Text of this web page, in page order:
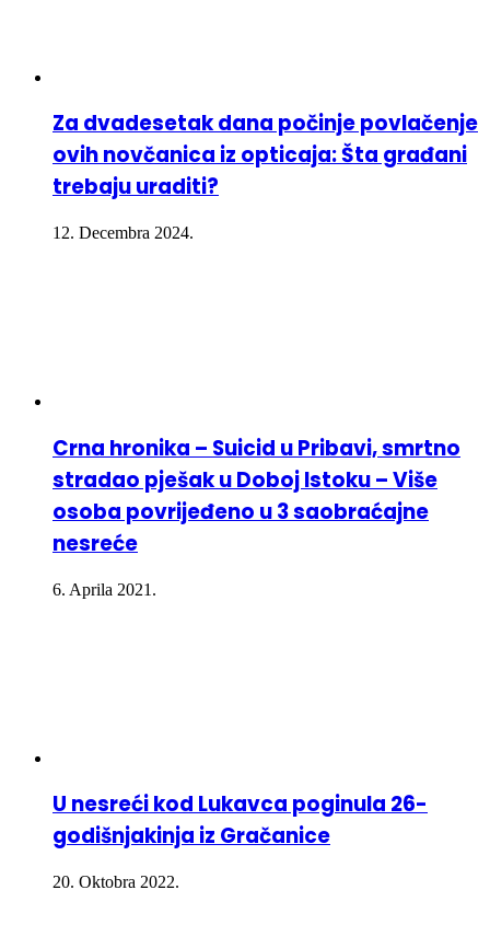
Za dvadesetak dana počinje povlačenje
ovih novčanica iz opticaja: Šta građani
trebaju uraditi?
12. Decembra 2024.
Crna hronika – Suicid u Pribavi, smrtno
stradao pješak u Doboj Istoku – Više
osoba povrijeđeno u 3 saobraćajne
nesreće
6. Aprila 2021.
U nesreći kod Lukavca poginula 26-
godišnjakinja iz Gračanice
20. Oktobra 2022.